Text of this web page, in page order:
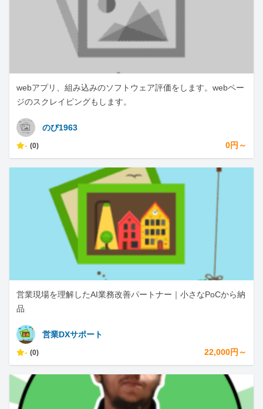
webアプリ、組み込みのソフトウェア評価をします。webペー
ジのスクレイピングもします。
のび1963
- (0) 0円～
営業現場を理解したAI業務改善パートナー｜小さなPoCから納
品
営業DXサポート
- (0) 22,000円～